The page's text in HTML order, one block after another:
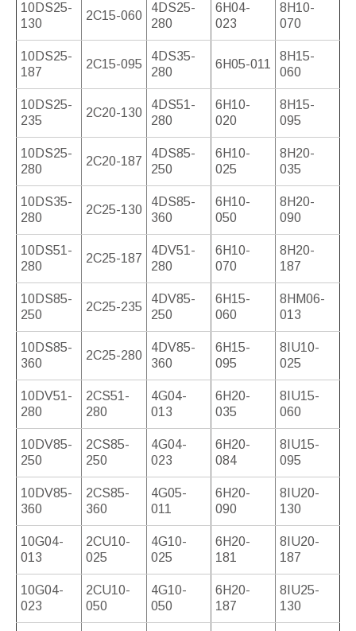
10DS25-
130
2C15-060
4DS25-
280
6H04-
023
8H10-
070
10DS25-
187
2C15-095
4DS35-
280
6H05-011
8H15-
060
10DS25-
235
2C20-130
4DS51-
280
6H10-
020
8H15-
095
10DS25-
280
2C20-187
4DS85-
250
6H10-
025
8H20-
035
10DS35-
280
2C25-130
4DS85-
360
6H10-
050
8H20-
090
10DS51-
280
2C25-187
4DV51-
280
6H10-
070
8H20-
187
10DS85-
250
2C25-235
4DV85-
250
6H15-
060
8HM06-
013
10DS85-
360
2C25-280
4DV85-
360
6H15-
095
8IU10-
025
10DV51-
280
2CS51-
280
4G04-
013
6H20-
035
8IU15-
060
10DV85-
250
2CS85-
250
4G04-
023
6H20-
084
8IU15-
095
10DV85-
360
2CS85-
360
4G05-
011
6H20-
090
8IU20-
130
10G04-
013
2CU10-
025
4G10-
025
6H20-
181
8IU20-
187
10G04-
023
2CU10-
050
4G10-
050
6H20-
187
8IU25-
130